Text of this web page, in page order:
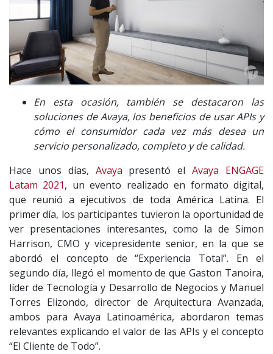
En esta ocasión, también se destacaron las
soluciones de Avaya, los beneficios de usar APIs y
cómo el consumidor cada vez más desea un
servicio personalizado, completo y de calidad.
Hace unos días, Avaya presentó elAvaya ENGAGE
Latam 2021, un evento realizado en formato digital,
que reunió a ejecutivos de toda América Latina. El
primer día, los participantes tuvieron la oportunidad de
ver presentaciones interesantes, como la de Simon
Harrison, CMO y vicepresidente senior, en la que se
abordó el concepto de “Experiencia Total”. En el
segundo día, llegó el momento de que Gaston Tanoira,
líder de Tecnología y Desarrollo de Negocios y Manuel
Torres Elizondo, director de Arquitectura Avanzada,
ambos para Avaya Latinoamérica, abordaron temas
relevantes explicando el valor de las APIs y el concepto
“El Cliente de Todo”.
MÉXICO